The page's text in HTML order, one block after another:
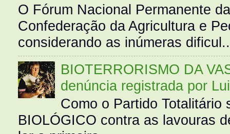
O Fórum Nacional Permanente
Confederação da Agricultura e
considerando as inúmeras
BIOTERRORISMO DA
denúncia registrada por
Como o Partido Totalitário
BIOLÓGICO contra as lavouras